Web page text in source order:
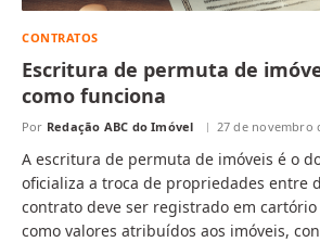
CONTRATOS
Escritura de permuta de
como funciona
Por Redação ABC do Imóvel 27 de novembro
A escritura de permuta de imóveis é o
oficializa a troca de propriedades entre
contrato deve ser registrado em
como valores atribuídos aos imóveis,